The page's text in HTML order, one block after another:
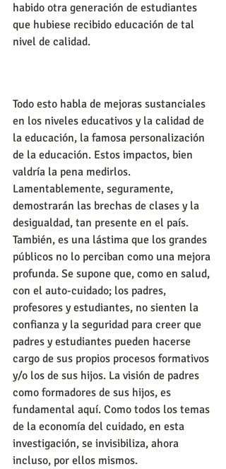
habido otra generación de estudiantes
que hubiese recibido educación de tal
nivel de calidad.
Todo esto habla de mejoras sustanciales
en los niveles educativos y la calidad de
la educación, la famosa personalización
de la educación. Estos impactos, bien
valdría la pena medirlos.
Lamentablemente, seguramente,
demostrarán las brechas de clases y la
desigualdad, tan presente en el país.
También, es una lástima que los grandes
públicos no lo perciban como una mejora
profunda. Se supone que, como en salud,
con el auto-cuidado; los padres,
profesores y estudiantes, no sienten la
confianza y la seguridad para creer que
padres y estudiantes pueden hacerse
cargo de sus propios procesos formativos
y/o los de sus hijos. La visión de padres
como formadores de sus hijos, es
fundamental aquí. Como todos los temas
de la economía del cuidado, en esta
investigación, se invisibiliza, ahora
incluso, por ellos mismos.